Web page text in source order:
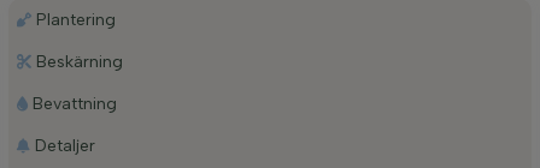
Plantering
Beskärning
Bevattning
Detaljer